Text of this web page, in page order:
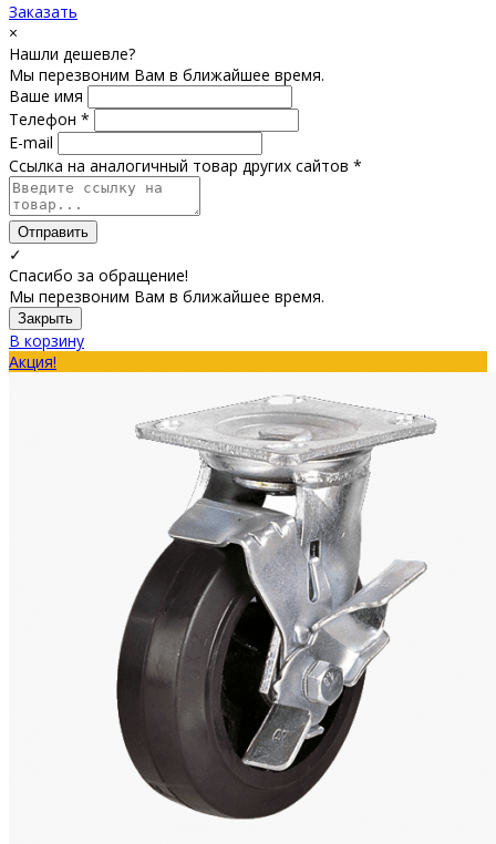
Заказать
×
Нашли дешевле?
Мы перезвоним Вам в ближайшее время.
Ваше имя
Телефон *
E-mail
Ссылка на аналогичный товар других сайтов *
Отправить
✓
Спасибо за обращение!
Мы перезвоним Вам в ближайшее время.
Закрыть
В корзину
Акция!